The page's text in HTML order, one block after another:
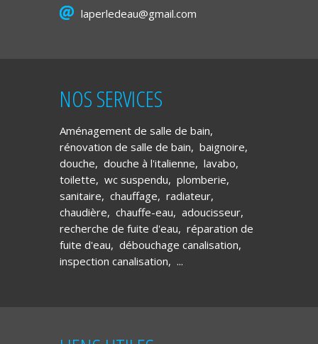
laperledeau@gmail.com
NOS SERVICES
Aménagement de salle de bain,
rénovation de salle de bain, baignoire,
douche, douche à l'italienne, lavabo,
toilette, wc suspendu, plomberie,
sanitaire, chauffage, radiateur,
chaudière, chauffe-eau, adoucisseur,
recherche de fuite d'eau, réparation de
fuite d'eau, débouchage canalisation,
inspection canalisation, ...